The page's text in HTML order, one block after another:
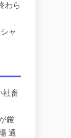
わら
ャ
社畜
厳
通